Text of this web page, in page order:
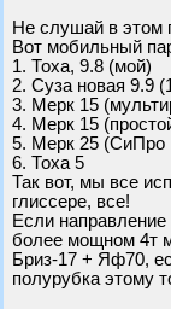
Не слушай в этом
Вот мобильный
1. Тоха, 9.8 (мой)
2. Суза новая 9.9
3. Мерк 15
4. Мерк 15
5. Мерк 25 (СиПро
6. Тоха 5
Так вот, мы все
глиссере, все!
Если
более мощном 4т
Бриз-17 + Яф70,
полурубка этому